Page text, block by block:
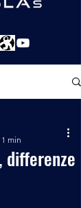
differenze
min